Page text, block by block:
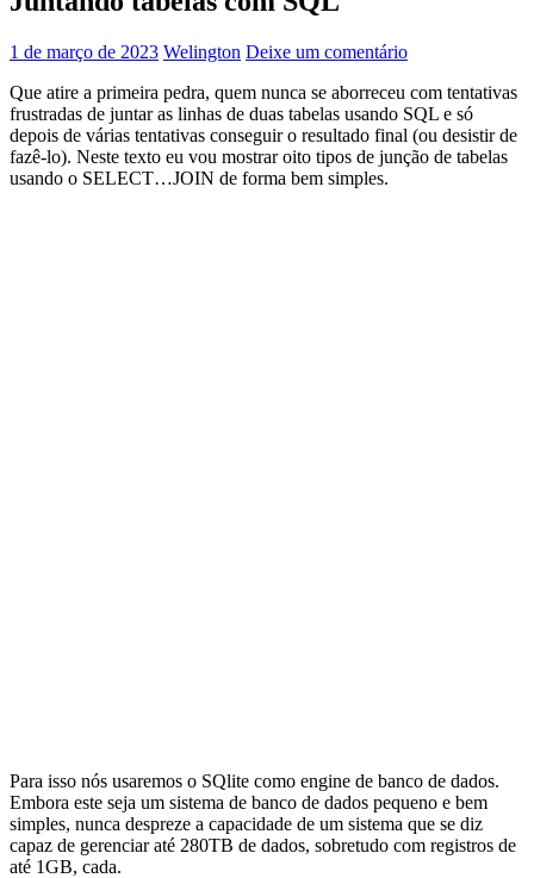
1 de março de 2023 Welington Deixe um comentário
Que atire a primeira pedra, quem nunca se aborreceu com tentativas
frustradas de juntar as linhas de duas tabelas usando SQL e só
depois de várias tentativas conseguir o resultado final (ou desistir de
fazê-lo). Neste texto eu vou mostrar oito tipos de junção de tabelas
usando o SELECT…JOIN de forma bem simples.
Para isso nós usaremos o SQlite como engine de banco de dados.
Embora este seja um sistema de banco de dados pequeno e bem
simples, nunca despreze a capacidade de um sistema que se diz
capaz de gerenciar até 280TB de dados, sobretudo com registros de
até 1GB, cada.